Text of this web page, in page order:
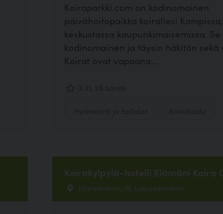
Koiraparkki.com on kodinomainen
päivähoitopaikka koirallesi
keskustassa kaupunkimaisemissa.
kodinomainen ja täysin häkitön sekä
Koirat ovat vapaana...
Koirakylpylä-hotelli Elämäni Koira
Moreenikatu 19, Lappeenranta